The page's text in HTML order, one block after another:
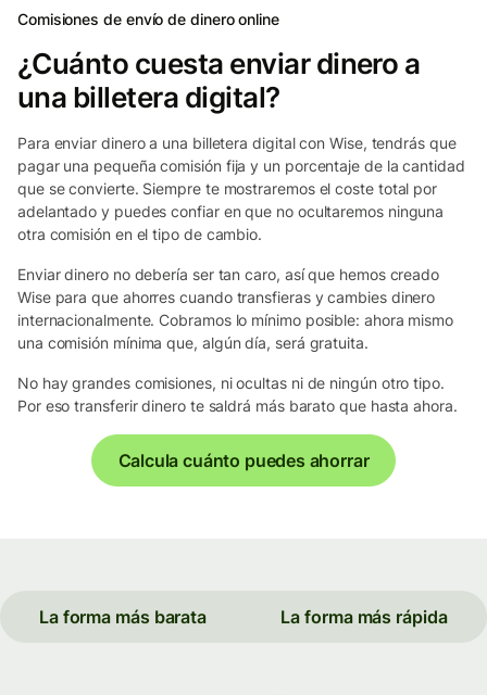
Comisiones de envío de dinero online
¿Cuánto cuesta enviar dinero a
una billetera digital?
Para enviar dinero a una billetera digital con Wise, tendrás que
pagar una pequeña comisión fija y un porcentaje de la cantidad
que se convierte. Siempre te mostraremos el coste total por
adelantado y puedes confiar en que no ocultaremos ninguna
otra comisión en el tipo de cambio.
Enviar dinero no debería ser tan caro, así que hemos creado
Wise para que ahorres cuando transfieras y cambies dinero
internacionalmente. Cobramos lo mínimo posible: ahora mismo
una comisión mínima que, algún día, será gratuita.
No hay grandes comisiones, ni ocultas ni de ningún otro tipo.
Por eso transferir dinero te saldrá más barato que hasta ahora.
Calcula cuánto puedes ahorrar
La forma más barata La forma más rápida